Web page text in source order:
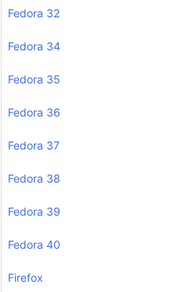
Fedora 32
Fedora 34
Fedora 35
Fedora 36
Fedora 37
Fedora 38
Fedora 39
Fedora 40
Firefox